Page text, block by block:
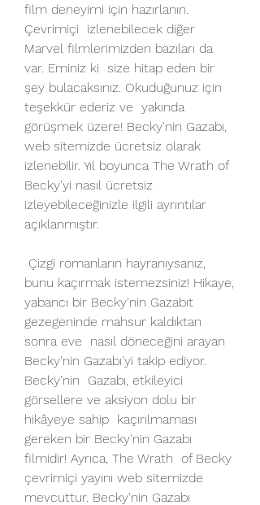
film deneyimi için hazırlanın.
Çevrimiçi  izlenebilecek diğer
Marvel filmlerimizden bazıları da
var. Eminiz ki  size hitap eden bir
şey bulacaksınız. Okuduğunuz için
teşekkür ederiz ve  yakında
görüşmek üzere! Becky'nin Gazabı,
web sitemizde ücretsiz olarak
izlenebilir. Yıl boyunca The Wrath of
Becky'yi nasıl ücretsiz
izleyebileceğinizle ilgili ayrıntılar
açıklanmıştır.
bunu kaçırmak istemezsiniz! Hikaye,
yabancı bir Becky'nin Gazabıt
gezegeninde mahsur kaldıktan
sonra eve  nasıl döneceğini arayan
Becky'nin Gazabı'yi takip ediyor.
Becky'nin  Gazabı, etkileyici
görsellere ve aksiyon dolu bir
hikâyeye sahip  kaçırılmaması
gereken bir Becky'nin Gazabı
filmidir! Ayrıca, The Wrath  of Becky
çevrimiçi yayını web sitemizde
mevcuttur. Becky'nin Gazabı